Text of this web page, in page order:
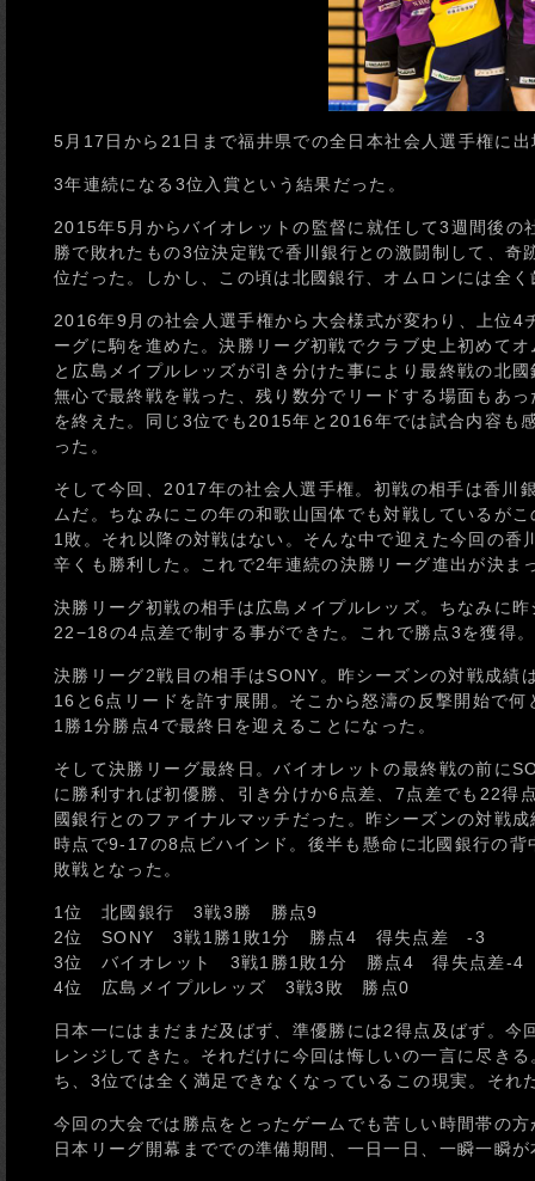
5月17日から21日まで福井県での全日本社会人選手権に
3年連続になる3位入賞という結果だった。
2015年5月からバイオレットの監督に就任して3週間後
勝で敗れたもの3位決定戦で香川銀行との激闘制して、
位だった。しかし、この頃は北國銀行、オムロンには全
2016年9月の社会人選手権から大会様式が変わり、上位
ーグに駒を進めた。決勝リーグ初戦でクラブ史上初めて
と広島メイプルレッズが引き分けた事により最終戦の北
無心で最終戦を戦った、残り数分でリードする場面もあ
を終えた。同じ3位でも2015年と2016年では試合内容も
った。
そして今回、2017年の社会人選手権。初戦の相手は香川
ムだ。ちなみにこの年の和歌山国体でも対戦しているが
1敗。それ以降の対戦はない。そんな中で迎えた今回の
辛くも勝利した。これで2年連続の決勝リーグ進出が決ま
決勝リーグ初戦の相手は広島メイプルレッズ。ちなみに
22−18の4点差で制する事ができた。これで勝点3を獲得。
決勝リーグ2戦目の相手はSONY。昨シーズンの対戦成
16と6点リードを許す展開。そこから怒濤の反撃開始で
1勝1分勝点4で最終日を迎えることになった。
そして決勝リーグ最終日。バイオレットの最終戦の前に
に勝利すれば初優勝、引き分けか6点差、7点差でも22得
國銀行とのファイナルマッチだった。昨シーズンの対戦
時点で9-17の8点ビハインド。後半も懸命に北國銀行の
敗戦となった。
1位 北國銀行 3戦3勝 勝点9
2位 SONY 3戦1勝1敗1分 勝点4 得失点差 -3
3位 バイオレット 3戦1勝1敗1分 勝点4 得失点差-4
4位 広島メイプルレッズ 3戦3敗 勝点0
日本一にはまだまだ及ばず、準優勝には2得点及ばず。
レンジしてきた。それだけに今回は悔しいの一言に尽き
ち、3位では全く満足できなくなっているこの現実。そ
今回の大会では勝点をとったゲームでも苦しい時間帯の
日本リーグ開幕まででの準備期間、一日一日、一瞬一瞬